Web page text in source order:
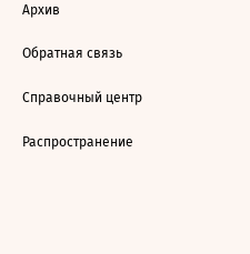
Архив
Обратная связь
Справочный центр
Распространение